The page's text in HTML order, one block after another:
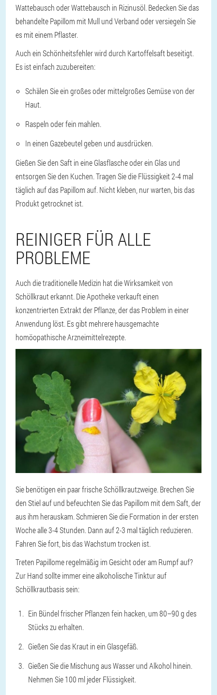
Wattebausch oder Wattebausch in Rizinusöl. Bedecken Sie das
behandelte Papillom mit Mull und Verband oder versiegeln Sie
es mit einem Pflaster.
Auch ein Schönheitsfehler wird durch Kartoffelsaft beseitigt.
Es ist einfach zuzubereiten:
Schälen Sie ein großes oder mittelgroßes Gemüse von der
Haut.
Raspeln oder fein mahlen.
In einen Gazebeutel geben und ausdrücken.
Gießen Sie den Saft in eine Glasflasche oder ein Glas und
entsorgen Sie den Kuchen. Tragen Sie die Flüssigkeit 2-4 mal
täglich auf das Papillom auf. Nicht kleben, nur warten, bis das
Produkt getrocknet ist.
REINIGER FÜR ALLE
PROBLEME
Auch die traditionelle Medizin hat die Wirksamkeit von
Schöllkraut erkannt. Die Apotheke verkauft einen
konzentrierten Extrakt der Pflanze, der das Problem in einer
Anwendung löst. Es gibt mehrere hausgemachte
homöopathische Arzneimittelrezepte.
Sie benötigen ein paar frische Schöllkrautzweige. Brechen Sie
den Stiel auf und befeuchten Sie das Papillom mit dem Saft, der
aus ihm herauskam. Schmieren Sie die Formation in der ersten
Woche alle 3-4 Stunden. Dann auf 2-3 mal täglich reduzieren.
Fahren Sie fort, bis das Wachstum trocken ist.
Treten Papillome regelmäßig im Gesicht oder am Rumpf auf?
Zur Hand sollte immer eine alkoholische Tinktur auf
Schöllkrautbasis sein:
Ein Bündel frischer Pflanzen fein hacken, um 80–90 g des
Stücks zu erhalten.
Gießen Sie das Kraut in ein Glasgefäß.
Gießen Sie die Mischung aus Wasser und Alkohol hinein.
Nehmen Sie 100 ml jeder Flüssigkeit.